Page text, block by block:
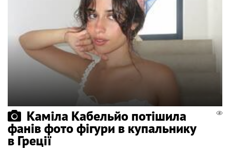
Каміла Кабельйо потішила
фанів фото фігури в купальнику
в Греції